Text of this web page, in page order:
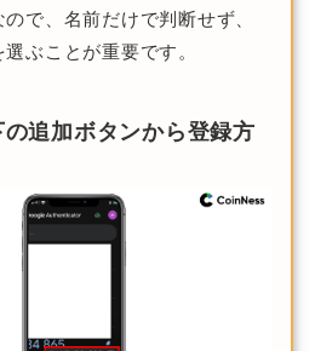
で、名前だけで判断せず、
ぶことが重要です。
追加ボタンから登録方